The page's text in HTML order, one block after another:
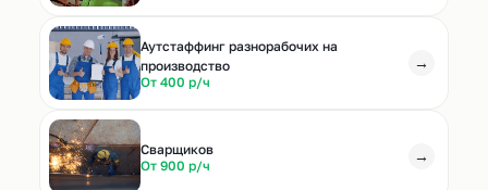
Аутстаффинг разнорабочих на
производство
От 400 р/ч
→
Cварщиков
От 900 р/ч
→